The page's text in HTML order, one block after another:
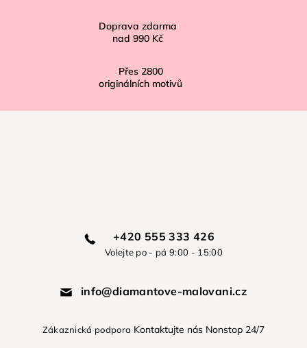
Doprava zdarma
nad 990 Kč
Přes 2800
originálních motivů
+420 555 333 426
Volejte po - pá 9:00 - 15:00
info@diamantove-malovani.cz
Zákaznická podpora Kontaktujte nás Nonstop 24/7